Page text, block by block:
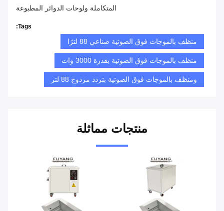
المتكاملة ولوحات الدوائر المطبوعة
Tags:
منظف ​​بالموجات فوق الصوتية صناعي 88 لترًا
منظف بالموجات فوق الصوتية بقدرة 3000 وات
ومنظف بالموجات فوق الصوتية بتردد مزدوج 88 لتر
منتجات مماثلة